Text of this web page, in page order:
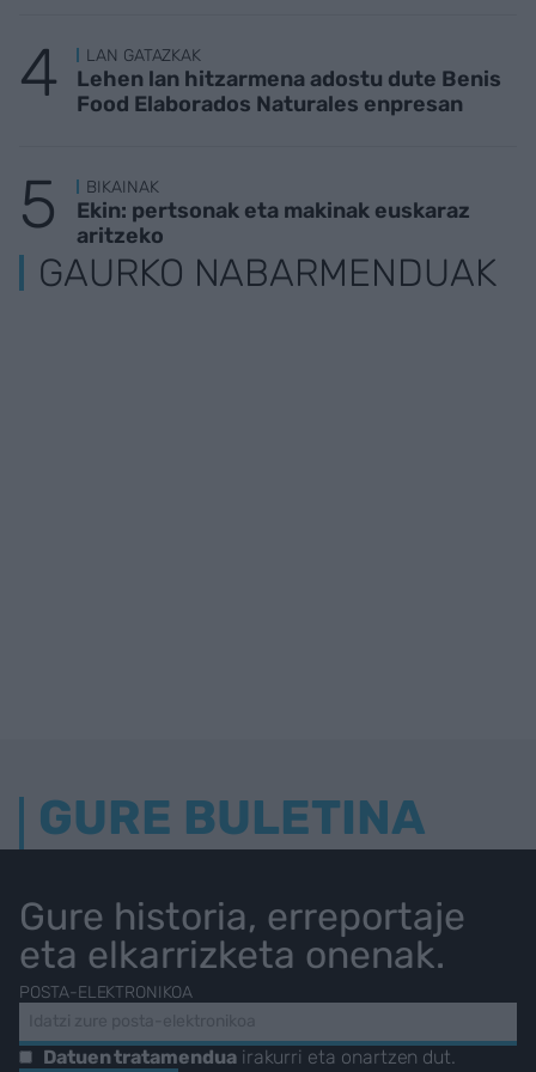
LAN GATAZKAK
Lehen lan hitzarmena adostu dute Benis
Food Elaborados Naturales enpresan
BIKAINAK
Ekin: pertsonak eta makinak euskaraz
aritzeko
GAURKO NABARMENDUAK
GURE BULETINA
Gure historia, erreportaje
eta elkarrizketa onenak.
POSTA-ELEKTRONIKOA
Datuen tratamenduairakurri eta onartzen dut.